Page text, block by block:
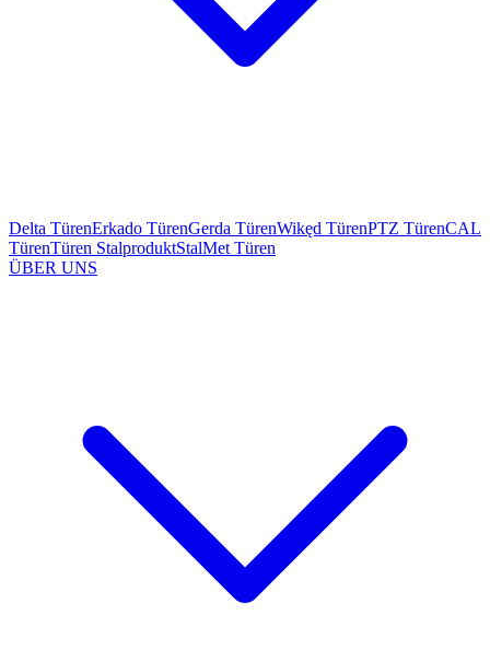
Delta TürenErkado TürenGerda TürenWikęd TürenPTZ TürenCAL
TürenTüren StalproduktStalMet Türen
ÜBER UNS